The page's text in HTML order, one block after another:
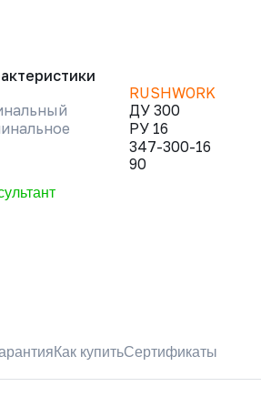
RUSHWORK
ДУ 300
РУ 16
347-300-16
90
Как купитьСертификаты